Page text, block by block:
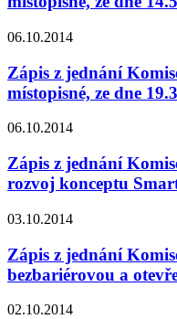
06.10.2014
Zápis z jednání
místopisné, ze dne
06.10.2014
Zápis z jednání
rozvoj konceptu
03.10.2014
Zápis z jednání
bezbariérovou a
02.10.2014